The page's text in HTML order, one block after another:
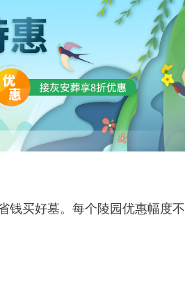
钱买好墓。每个陵园优惠幅度不